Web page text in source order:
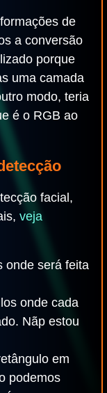
de
a conversão
porque
uma camada
modo, teria
é o RGB ao
facial,
veja
onde será feita
onde cada
Nãp estou
em
podemos